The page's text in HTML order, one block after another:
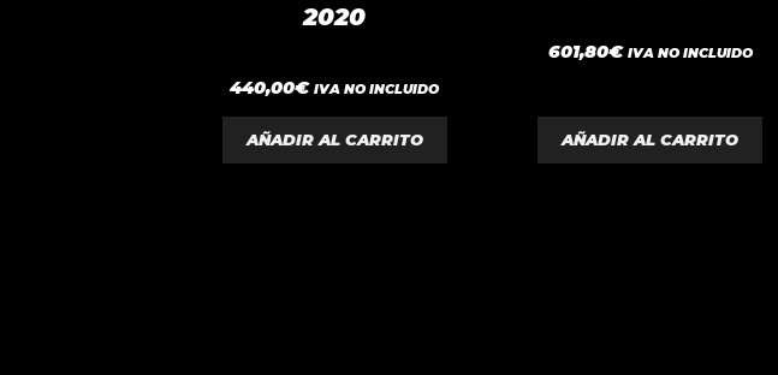
2020
0
d
e
5
440,00€ IVA NO INCLUIDO
AÑADIR AL CARRITO
0
d
601,80€ IVA NO INCLUIDO
AÑADIR AL CARRITO